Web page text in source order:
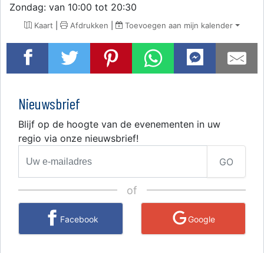
Zondag: van 10:00 tot 20:30
Kaart | Afdrukken | Toevoegen aan mijn kalender
Nieuwsbrief
Blijf op de hoogte van de evenementen in uw
regio via onze nieuwsbrief!
GO
of
Facebook Google